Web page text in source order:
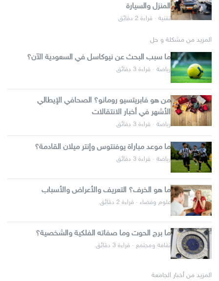
المنزل والسيارة
تقنية · قراءة 2 دقائق
المزيد من مشكلة و حل
ما سبب البحث عن نيوكاسل في السعودية الآن؟
رياضة · قراءة 3 دقائق
من هو فابريتسيو رومانو؟ الصحافي الإيطالي
الأشهر في أخبار الانتقالات
رياضة · قراءة 3 دقائق
ما موعد مباراة يوفنتوس وإنتر ميلان القادمة؟
رياضة · قراءة 3 دقائق
ما هو الخرف؟ التعريف والأعراض والأسباب
علوم وفضاء · قراءة 2 دقائق
ما برج الحوت وما صفاته الفلكية والشخصية؟
ثقافة ومجتمع · قراءة 3 دقائق
المزيد من أخبار الجامعة